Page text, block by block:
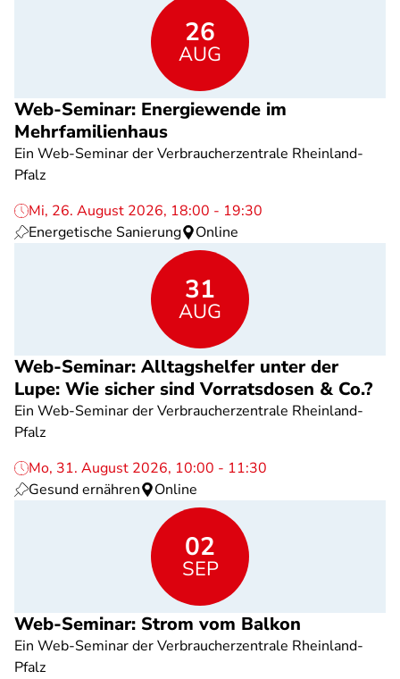
26
AUG
Web-Seminar: Energiewende im
Mehrfamilienhaus
Ein Web-Seminar der Verbraucherzentrale Rheinland-
Pfalz
Mi, 26. August 2026, 18:00 - 19:30
Energetische Sanierung
Online
31
AUG
Web-Seminar: Alltagshelfer unter der
Lupe: Wie sicher sind Vorratsdosen & Co.?
Ein Web-Seminar der Verbraucherzentrale Rheinland-
Pfalz
Mo, 31. August 2026, 10:00 - 11:30
Gesund ernähren
Online
02
SEP
Web-Seminar: Strom vom Balkon
Ein Web-Seminar der Verbraucherzentrale Rheinland-
Pfalz